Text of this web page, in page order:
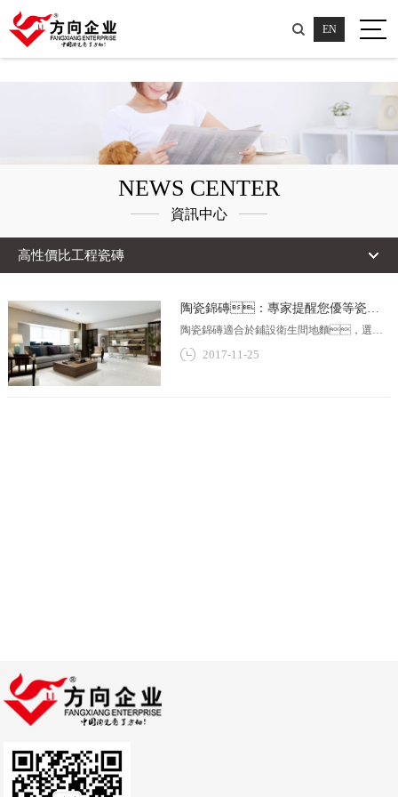
草莓视频黄片,草莓APP色版,黄色草莓视频,黄色软件草莓视频
EN
NEWS CENTER
資訊中心
高性價比工程瓷磚
陶瓷錦磚：專家提醒您優等瓷磚
的選購法
陶瓷錦磚適合於鋪設衛生間地麵，選材
宜選用優等品。陶瓷錦磚是由邊長
2017-11-25